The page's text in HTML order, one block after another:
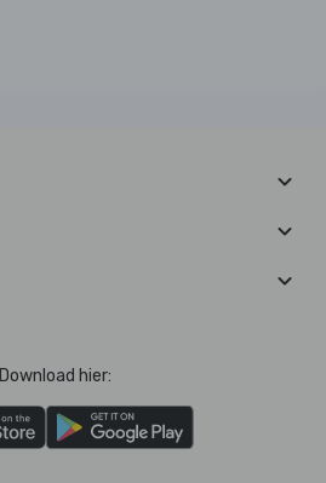
Download hier: